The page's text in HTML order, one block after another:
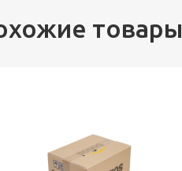
товары